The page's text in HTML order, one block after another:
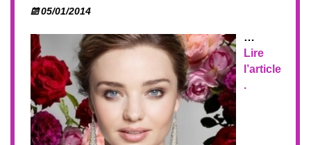
05/01/2014
…
Lire
l’article
.